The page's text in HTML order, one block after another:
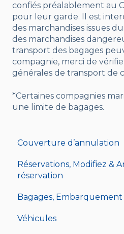
confiés préalablement au
pour leur garde. Il est
des marchandises issues
des marchandises
transport des bagages
compagnie, merci de
générales de transport de
*Certaines compagnies
une limite de bagages.
Couverture d’annulation
Réservations, Modifiez &
réservation
Bagages,
Véhicules